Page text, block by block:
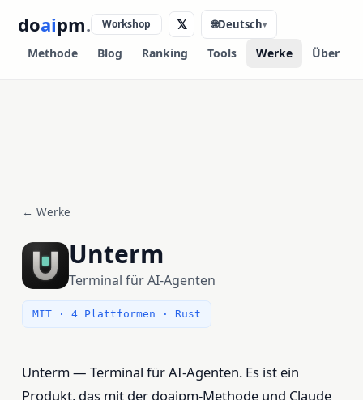
doaipm.
Methode Blog Ranking Tools Werke Über
Workshop 𝕏 🌐Deutsch▾
← Werke
Unterm
Terminal für AI-Agenten
MIT · 4 Plattformen · Rust
Unterm — Terminal für AI-Agenten. Es ist ein
Produkt, das mit der doaipm-Methode und Claude